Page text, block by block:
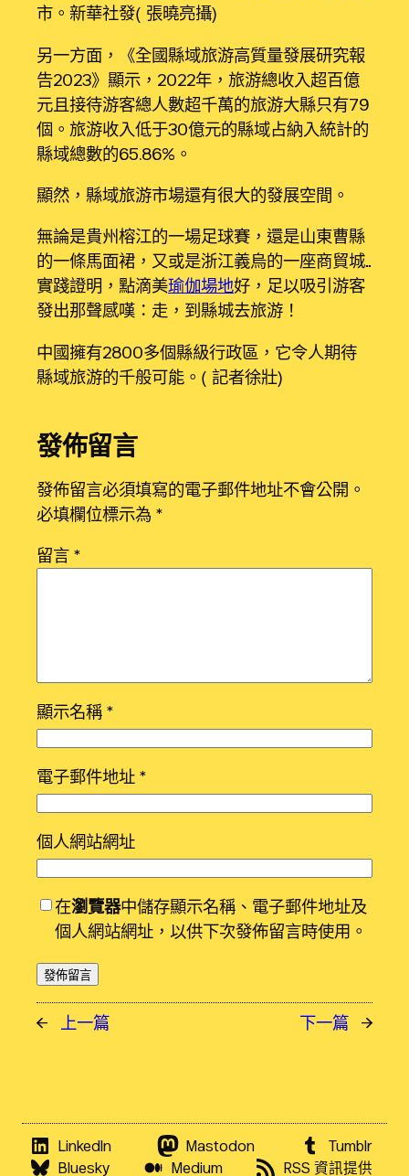
市。新華社發（張曉亮攝）
另一方面，《全國縣域旅游高質量發展研究報
告2023》顯示，2022年，旅游總收入超百億
元且接待游客總人數超千萬的旅游大縣只有79
個。旅游收入低于30億元的縣域占納入統計的
縣域總數的65.86%。
顯然，縣域旅游市場還有很大的發展空間。
無論是貴州榕江的一場足球賽，還是山東曹縣
的一條馬面裙，又或是浙江義烏的一座商貿城……
實踐證明，點滴美瑜伽場地好，足以吸引游客
發出那聲感嘆：走，到縣城去旅游！
中國擁有2800多個縣級行政區，它令人期待
縣域旅游的千般可能。（記者徐壯）
發佈留言
發佈留言必須填寫的電子郵件地址不會公開。
必填欄位標示為 *
留言 *
顯示名稱 *
電子郵件地址 *
個人網站網址
在瀏覽器中儲存顯示名稱、電子郵件地址及
個人網站網址，以供下次發佈留言時使用。
← 上一篇 下一篇 →
LinkedIn Mastodon
Tumblr
Bluesky
Medium RSS 資訊提供